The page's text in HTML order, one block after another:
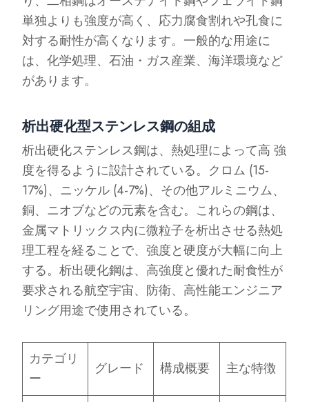
単独よりも強度が高く、応力腐食割れや孔食に
対する耐性が高くなります。一般的な用途に
は、化学処理、石油・ガス産業、海洋環境など
があります。
析出硬化型ステンレス鋼の組成
析出硬化ステンレス鋼は、熱処理によって高 強
度を得るように設計されている。クロム (15-
17%)、ニッケル (4-7%)、その他アルミニウム、
銅、ニオブなどの元素を含む。これらの鋼は、
金属マトリックス内に微粒子を析出させる熱処
理工程を経ることで、強度と硬度が大幅に向上
する。析出硬化鋼は、高強度と優れた耐食性が
要求される航空宇宙、防衛、高性能エンジニア
リング用途で使用されている。
カテゴリ
ー
グレード 構成概要 主な特徴